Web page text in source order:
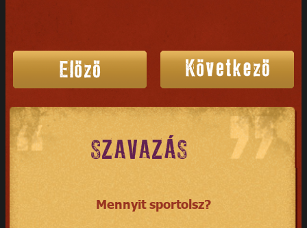
SZAVAZÁS
Mennyit sportolsz?